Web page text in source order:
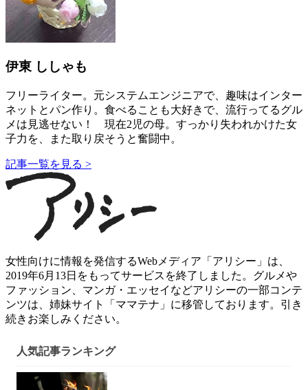
伊東 ししゃも
フリーライター。元システムエンジニアで、趣味はインター
ネットとパン作り。食べることも大好きで、流行ってるグル
メは見逃せない！ 現在2児の母。すっかり失われかけた女
子力を、また取り戻そうと奮闘中。
記事一覧を見る >
女性向けに情報を発信するWebメディア「アリシー」は、
2019年6月13日をもってサービスを終了しました。グルメや
ファッション、マンガ・エッセイなどアリシーの一部コンテ
ンツは、姉妹サイト「ママテナ」に移管しております。引き
続きお楽しみください。
人気記事ランキング